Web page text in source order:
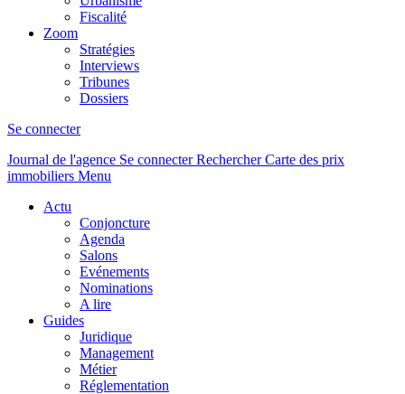
Fiscalité
Zoom
Stratégies
Interviews
Tribunes
Dossiers
Se connecter
Journal de l'agence Se connecterRechercher Carte des prix
immobiliers Menu
Actu
Conjoncture
Agenda
Salons
Evénements
Nominations
A lire
Guides
Juridique
Management
Métier
Réglementation